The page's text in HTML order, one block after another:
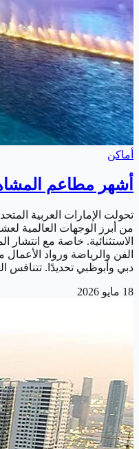
أماكن
أشهر مطاعم
تحولت الإمارات العربية
من أبرز الوجهات العالمية
الاستثنائية. خاصة مع
الفن والرياضة ورواد
دبي وأبوظبي تحديدًا.
18 مايو 2026